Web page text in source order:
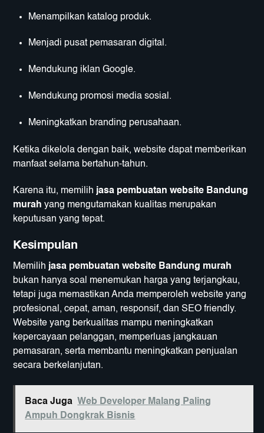
Menampilkan katalog produk.
Menjadi pusat pemasaran digital.
Mendukung iklan Google.
Mendukung promosi media sosial.
Meningkatkan branding perusahaan.
Ketika dikelola dengan baik, website dapat memberikan
manfaat selama bertahun-tahun.
Karena itu, memilih jasa pembuatan website Bandung
murah yang mengutamakan kualitas merupakan
keputusan yang tepat.
Kesimpulan
Memilih jasa pembuatan website Bandung murah
bukan hanya soal menemukan harga yang terjangkau,
tetapi juga memastikan Anda memperoleh website yang
profesional, cepat, aman, responsif, dan SEO friendly.
Website yang berkualitas mampu meningkatkan
kepercayaan pelanggan, memperluas jangkauan
pemasaran, serta membantu meningkatkan penjualan
secara berkelanjutan.
Baca Juga Web Developer Malang Paling
Ampuh Dongkrak Bisnis